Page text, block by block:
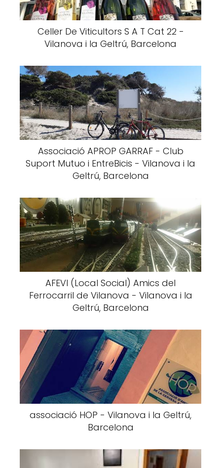
Celler De Viticultors S A T Cat 22 -
Vilanova i la Geltrú, Barcelona
Associació APROP GARRAF - Club
Suport Mutuo i EntreBicis - Vilanova i la
Geltrú, Barcelona
AFEVI (Local Social) Amics del
Ferrocarril de Vilanova - Vilanova i la
Geltrú, Barcelona
associació HOP - Vilanova i la Geltrú,
Barcelona